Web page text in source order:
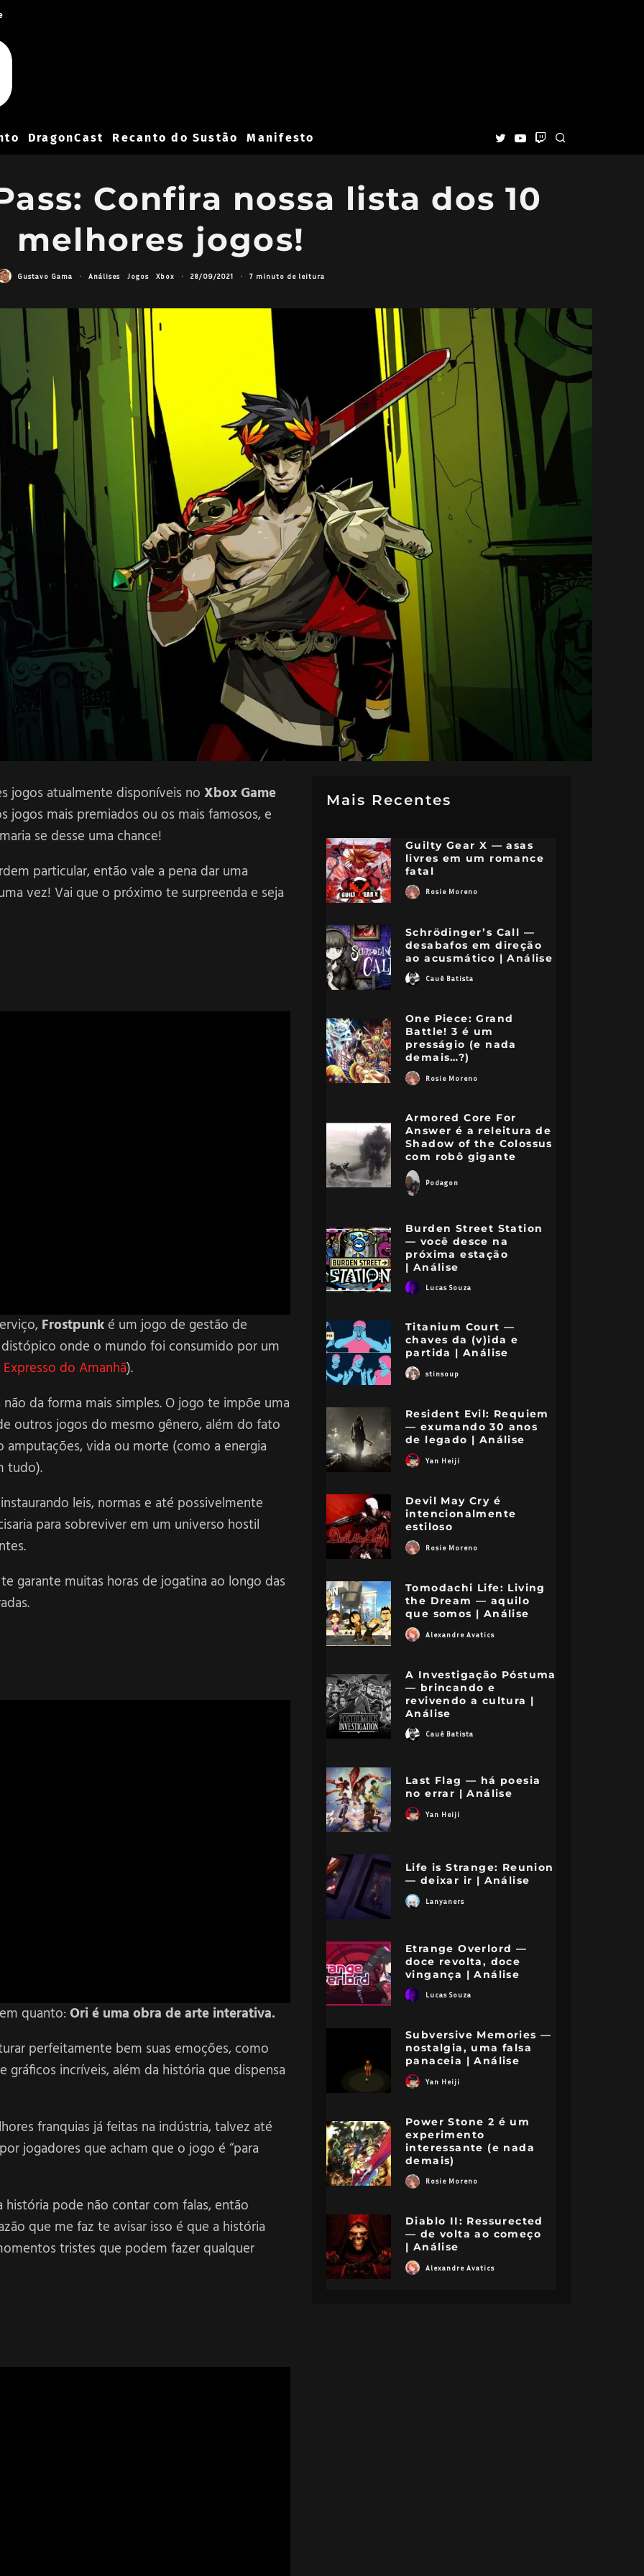
DragonCast Recanto do Sustão Manifesto
Confira nossa lista dos 10
melhores jogos!
Gustavo Gama · Análises Jogos Xbox · 28/09/2021 · 7 minuto de leitura
jogos atualmente disponíveis no Xbox Game
jogos mais premiados ou os mais famosos, e
se desse uma chance!
particular, então vale a pena dar uma
vez! Vai que o próximo te surpreenda e seja
Frostpunké um jogo de gestão de
onde o mundo foi consumido por um
Expresso do Amanhã).
da forma mais simples. O jogo te impõe uma
outros jogos do mesmo gênero, além do fato
vida ou morte (como a energia
tudo).
leis, normas e até possivelmente
para sobreviver em um universo hostil
garante muitas horas de jogatina ao longo das
quanto:Ori é uma obra de arte interativa.
perfeitamente bem suas emoções, como
gráficos incríveis, além da história que dispensa
franquias já feitas na indústria, talvez até
jogadores que acham que o jogo é “para
história pode não contar com falas, então
que me faz te avisar isso é que a história
tristes que podem fazer qualquer
Mais Recentes
Guilty Gear X — asas
livres em um romance
fatal
Rosie Moreno
Schrödinger’s Call —
desabafos em direção
ao acusmático | Análise
Cauê Batista
One Piece: Grand
Battle! 3 é um
presságio (e nada
demais…?)
Rosie Moreno
Armored Core For
Answer é a releitura de
Shadow of the Colossus
com robô gigante
Podagon
Burden Street Station
— você desce na
próxima estação
| Análise
Lucas Souza
Titanium Court —
chaves da (v)ida e
partida | Análise
stinsoup
Resident Evil: Requiem
— exumando 30 anos
de legado | Análise
Yan Heiji
Devil May Cry é
intencionalmente
estiloso
Rosie Moreno
Tomodachi Life: Living
the Dream — aquilo
que somos | Análise
Alexandre Avatics
A Investigação Póstuma
— brincando e
revivendo a cultura |
Análise
Cauê Batista
Last Flag — há poesia
no errar | Análise
Yan Heiji
Life is Strange: Reunion
— deixar ir | Análise
Lanyaners
Etrange Overlord —
doce revolta, doce
vingança | Análise
Lucas Souza
Subversive Memories —
nostalgia, uma falsa
panaceia | Análise
Yan Heiji
Power Stone 2 é um
experimento
interessante (e nada
demais)
Rosie Moreno
Diablo II: Ressurected
— de volta ao começo
| Análise
Alexandre Avatics